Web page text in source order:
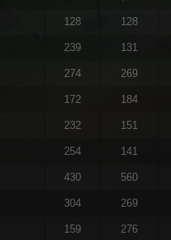
128 128
239 131
274 269
172 184
232 151
254 141
430 560
304 269
159 276